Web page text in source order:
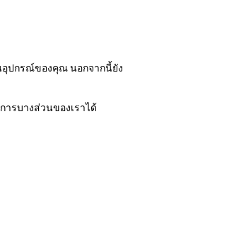
อุปกรณ์ของคุณ นอกจากนี้ยัง
รบางส่วนของเราได้